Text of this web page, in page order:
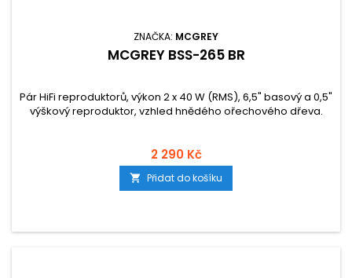
ZNAČKA: MCGREY
MCGREY BSS-265 BR
Pár HiFi reproduktorů, výkon 2 x 40 W (RMS), 6,5" basový a 0,5"
výškový reproduktor, vzhled hnědého ořechového dřeva.
2 290 Kč
 Přidat do košíku